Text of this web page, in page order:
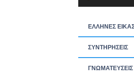
ΕΛΛΗΝΕΣ
ΣΥΝΤΗΡΗΣΕΙΣ